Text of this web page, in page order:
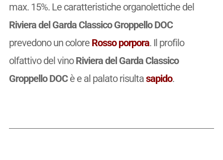
max. 15%. Le caratteristiche organolettiche del
Riviera del Garda Classico Groppello DOC
prevedono un colore Rosso porpora. Il profilo
olfattivo del vinoRiviera del Garda Classico
Groppello DOCè e al palato risultasapido.